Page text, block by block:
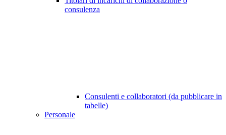
consulenza
Consulenti e collaboratori (da pubblicare in
tabelle)
Personale